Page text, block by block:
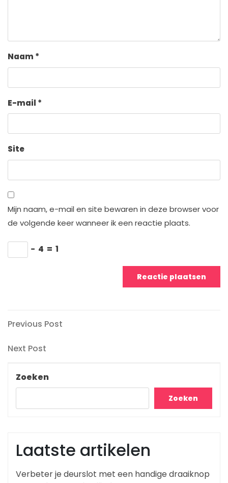
Naam *
E-mail *
Site
Mijn naam, e-mail en site bewaren in deze browser voor
de volgende keer wanneer ik een reactie plaats.
− 4 = 1
Berichtnavigatie
Previous
Previous Post
Next
Next Post
Zoeken
Zoeken
Laatste artikelen
Verbeter je deurslot met een handige draaiknop